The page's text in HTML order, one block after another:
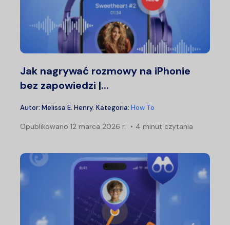
Jak nagrywać rozmowy na iPhonie
bez zapowiedzi |...
Autor: Melissa E. Henry. Kategoria: How To
Opublikowano 12 marca 2026 r. 4 minut czytania